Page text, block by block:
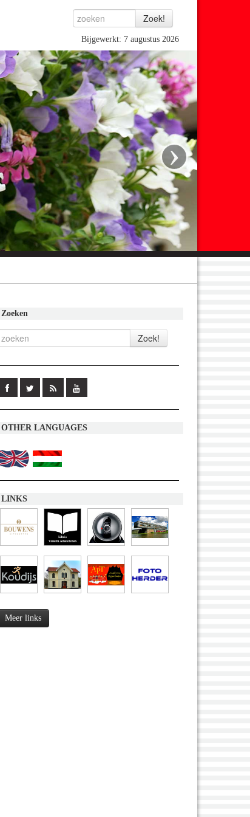
Bijgewerkt: 7 augustus 2026
›
Zoeken
OTHER LANGUAGES
LINKS
Meer links